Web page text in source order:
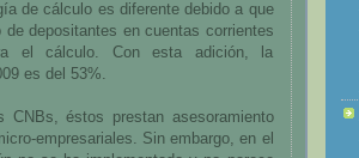
de cálculo es diferente debido a que
depositantes en cuentas corrientes
el cálculo. Con esta adición, la
es del 53%.
CNBs, éstos prestan asesoramiento
empresariales. Sin embargo, en el